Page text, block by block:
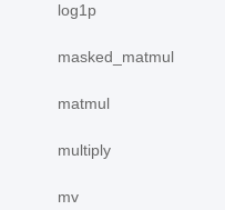
log1p
masked_matmul
matmul
multiply
mv